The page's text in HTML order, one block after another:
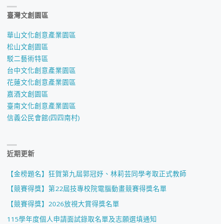
臺灣文創園區
華山文化創意產業園區
松山文創園區
駁二藝術特區
台中文化創意產業園區
花蓮文化創意產業園區
嘉酒文創園區
臺南文化創意產業園區
信義公民會館(四四南村)
近期更新
【金榜題名】狂賀第九屆郭冠妤、林莉芸同學考取正式教師
【競賽得獎】第22屆技專校院電腦動畫競賽得獎名單
【競賽得獎】2026放視大賞得獎名單
115學年度個人申請面試錄取名單及志願選填通知